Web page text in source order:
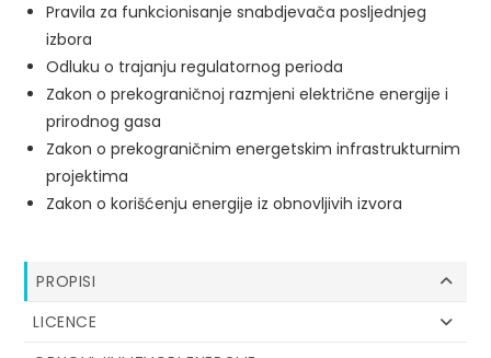
Pravila za funkcionisanje snabdjevača posljednjeg
izbora
Odluku o trajanju regulatornog perioda
Zakon o prekograničnoj razmjeni električne energije i
prirodnog gasa
Zakon o prekograničnim energetskim infrastrukturnim
projektima
Zakon o korišćenju energije iz obnovljivih izvora
PROPISI
LICENCE